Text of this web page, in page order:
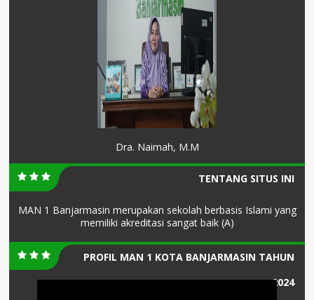
Dra. Naimah, M.M
TENTANG SITUS INI
MAN 1 Banjarmasin merupakan sekolah berbasis Islami yang
memiliki akreditasi sangat baik (A)
PROFIL MAN 1 KOTA BANJARMASIN TAHUN
2024